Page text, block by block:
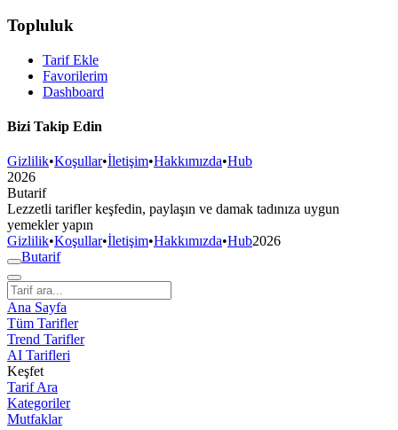
Topluluk
Tarif Ekle
Favorilerim
Dashboard
Bizi Takip Edin
Gizlilik•Koşullar•İletişim•Hakkımızda•Hub
2026
Butarif
Lezzetli tarifler keşfedin, paylaşın ve damak tadınıza uygun
yemekler yapın
Gizlilik•Koşullar•İletişim•Hakkımızda•Hub2026
Butarif
Ana Sayfa
Tüm Tarifler
Trend Tarifler
AI Tarifleri
Keşfet
Tarif Ara
Kategoriler
Mutfaklar